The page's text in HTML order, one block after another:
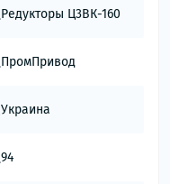
Редукторы Ц3ВК-160
ПромПривод
Украина
94